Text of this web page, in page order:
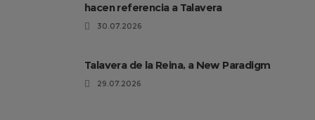
hacen referencia a Talavera
30.07.2026
Talavera de la Reina, a New Paradigm
29.07.2026